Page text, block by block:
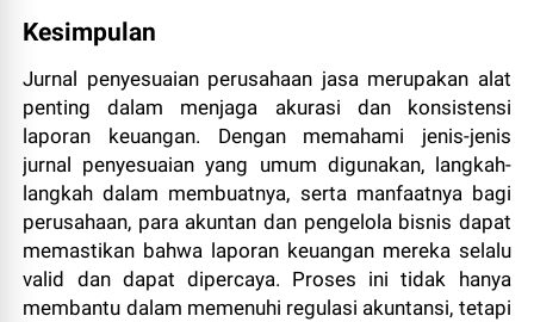
Kesimpulan
Jurnal penyesuaian perusahaan jasa merupakan alat
penting dalam menjaga akurasi dan konsistensi
laporan keuangan. Dengan memahami jenis-jenis
jurnal penyesuaian yang umum digunakan, langkah-
langkah dalam membuatnya, serta manfaatnya bagi
perusahaan, para akuntan dan pengelola bisnis dapat
memastikan bahwa laporan keuangan mereka selalu
valid dan dapat dipercaya. Proses ini tidak hanya
membantu dalam memenuhi regulasi akuntansi, tetapi